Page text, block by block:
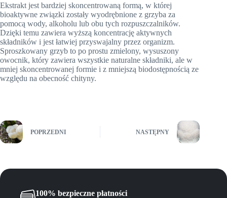
Ekstrakt jest bardziej skoncentrowaną formą, w której
bioaktywne związki zostały wyodrębnione z grzyba za
pomocą wody, alkoholu lub obu tych rozpuszczalników.
Dzięki temu zawiera wyższą koncentrację aktywnych
składników i jest łatwiej przyswajalny przez organizm.
Sproszkowany grzyb to po prostu zmielony, wysuszony
owocnik, który zawiera wszystkie naturalne składniki, ale w
mniej skoncentrowanej formie i z mniejszą biodostępnością ze
względu na obecność chityny.
POPRZEDNI NASTĘPNY
100% bezpieczne płatności